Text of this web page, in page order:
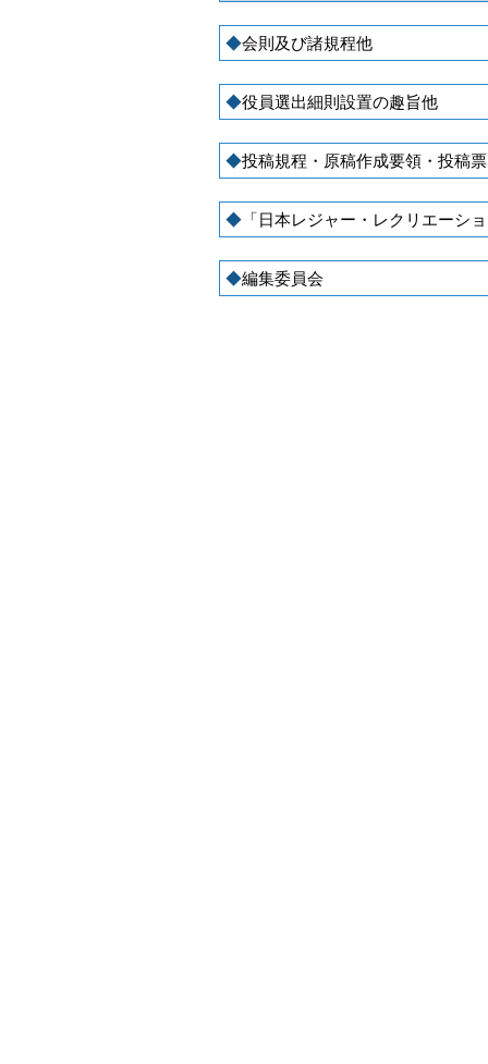
会則及び諸規程他
役員選出細則設置の趣旨他
投稿規程・原稿作成要領・投稿票
「日本レジャー・レクリエーシ
編集委員会